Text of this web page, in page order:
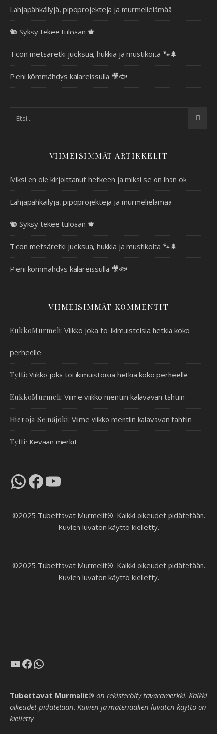
Lahjapähkäilyjä, pipoprojekteja ja murmelielämää
🐿️ Syksy tekee tuloaan 🍁
Ticon metsäretki juoksua, hukkia ja mustikoita 🐾🌲
Pieni kömmähdys kalareissulla 🎥🐟
VIIMEISIMMÄT ARTIKKELIT
Miksi en ole kirjoittanut hetkeen ja miksi se on ihan ok
Lahjapähkäilyjä, pipoprojekteja ja murmelielämää
🐿️ Syksy tekee tuloaan 🍁
Ticon metsäretki juoksua, hukkia ja mustikoita 🐾🌲
Pieni kömmähdys kalareissulla 🎥🐟
VIIMEISIMMÄT KOMMENTIT
EukkoMurmeli: Viikko joka toi ikimuistoisia hetkiä koko
perheelle
Tytti: Viikko joka toi ikimuistoisia hetkiä koko perheelle
EukkoMurmeli: Viime viikko mentiin kalavavan tahtiin
Hieroja Seinäjoki: Viime viikko mentiin kalavavan tahtiin
Tytti: Kevään merkit
WhatsAppFacebook
YouTube
©2025 Tubettavat Murmelit®. Kaikki oikeudet pidätetään.
Kuvien luvaton käyttö kielletty.
©2025 Tubettavat Murmelit®. Kaikki oikeudet pidätetään.
Kuvien luvaton käyttö kielletty.
YouTube
Facebook
WhatsApp
Tubettavat Murmelit® on rekisteröity tavaramerkki. Kaikki
oikeudet pidätetään. Kuvien ja materiaalien luvaton käyttö on
kielletty